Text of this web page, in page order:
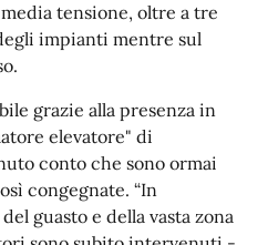
tensione, oltre a tre
impianti mentre sul
grazie alla presenza in
elevatore" di
conto che sono ormai
congegnate. “In
guasto e della vasta zona